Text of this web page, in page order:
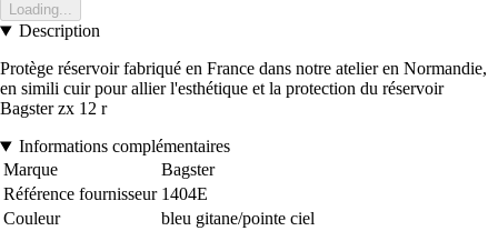
Loading...
Description
Protège réservoir fabriqué en France dans notre atelier en Normandie,
en simili cuir pour allier l'esthétique et la protection du réservoir
Bagster zx 12 r
Informations complémentaires
Marque
Bagster
Référence fournisseur 1404E
Couleur
bleu gitane/pointe ciel